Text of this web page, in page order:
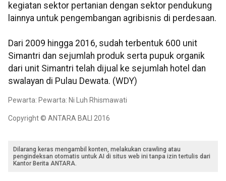
kegiatan sektor pertanian dengan sektor pendukung
lainnya untuk pengembangan agribisnis di perdesaan.
Dari 2009 hingga 2016, sudah terbentuk 600 unit
Simantri dan sejumlah produk serta pupuk organik
dari unit Simantri telah dijual ke sejumlah hotel dan
swalayan di Pulau Dewata. (WDY)
Pewarta: Pewarta: Ni Luh Rhismawati
Copyright © ANTARA BALI 2016
Dilarang keras mengambil konten, melakukan crawling atau
pengindeksan otomatis untuk AI di situs web ini tanpa izin tertulis dari
Kantor Berita ANTARA.